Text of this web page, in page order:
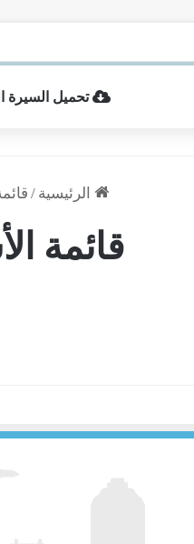
تحميل السيرة
الرئيسية /
قائمة